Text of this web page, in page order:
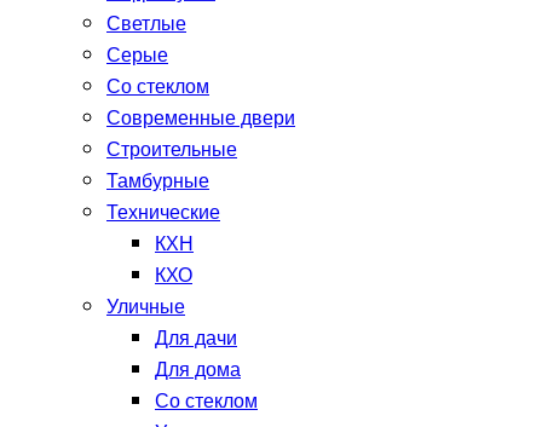
Светлые
Серые
Со стеклом
Современные двери
Строительные
Тамбурные
Технические
КХН
КХО
Уличные
Для дачи
Для дома
Со стеклом